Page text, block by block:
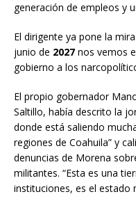
generación de empleos y
El dirigente ya pone la
junio de 2027 nos vemos
gobierno a los
El propio gobernador
Saltillo, había descrito la
donde está saliendo
regiones de Coahuila” y
denuncias de Morena
militantes. “Esta es una
instituciones, es el estado